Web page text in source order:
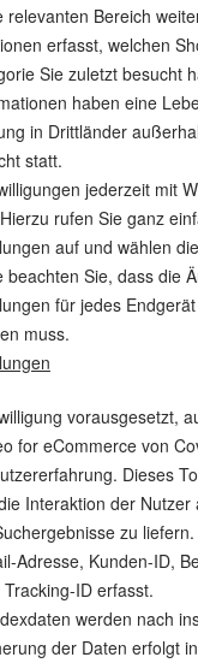
relevanten Bereich
erfasst, welchen
Sie zuletzt besucht
haben eine
in Drittländer
statt.
jederzeit mit
rufen Sie ganz
auf und wählen
beachten Sie, dass die
für jedes
muss.
vorausgesetzt,
for eCommerce von
Dieses
Interaktion der Nutzer
zu
Adresse, Kunden-ID,
ID erfasst.
werden nach
der Daten erfolgt